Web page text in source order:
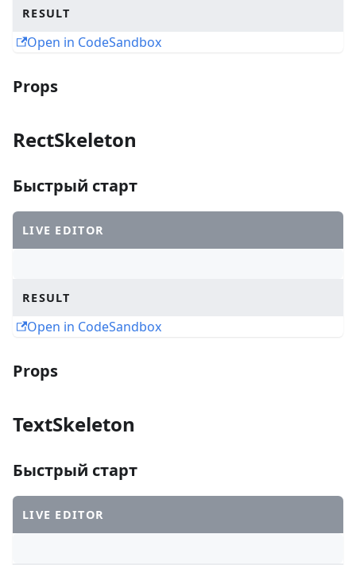
RESULT
Open in CodeSandbox
Props
RectSkeleton
Быстрый старт
LIVE EDITOR
RESULT
Open in CodeSandbox
Props
TextSkeleton
Быстрый старт
LIVE EDITOR